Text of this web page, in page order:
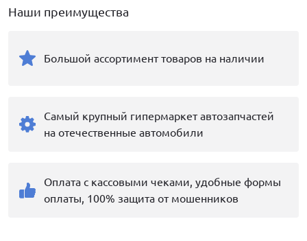
Наши преимущества
Большой ассортимент товаров на наличии
Самый крупный гипермаркет автозапчастей
на отечественные автомобили
Оплата с кассовыми чеками, удобные формы
оплаты, 100% защита от мошенников